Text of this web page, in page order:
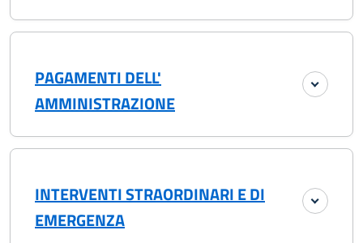
PAGAMENTI DELL'
AMMINISTRAZIONE
INTERVENTI STRAORDINARI E DI
EMERGENZA